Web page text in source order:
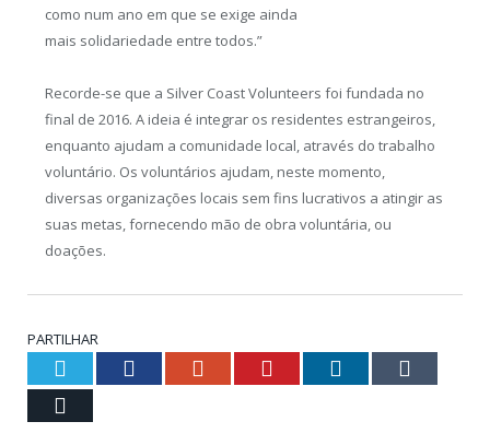
como num ano em que se exige ainda
mais solidariedade entre todos.”
Recorde-se que a Silver Coast Volunteers foi fundada no
final de 2016. A ideia é integrar os residentes estrangeiros,
enquanto ajudam a comunidade local, através do trabalho
voluntário. Os voluntários ajudam, neste momento,
diversas organizações locais sem fins lucrativos a atingir as
suas metas, fornecendo mão de obra voluntária, ou
doações.
PARTILHAR
Twitter Facebook Google+ Pinterest LinkedIn